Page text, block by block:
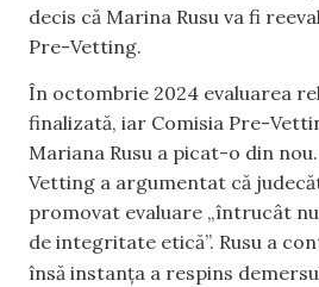
decis că Marina Rusu va fi
Pre-Vetting.
În octombrie 2024 evaluarea
finalizată, iar Comisia Pre-
Mariana Rusu a picat-o din
Vetting a argumentat că
promovat evaluare „întrucât
de integritate etică”. Rusu a
însă instanța a respins